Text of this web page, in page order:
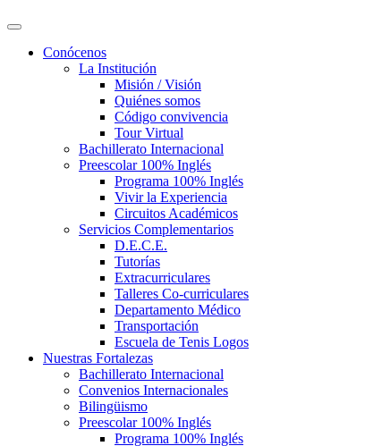
Conócenos
La Institución
Misión / Visión
Quiénes somos
Código convivencia
Tour Virtual
Bachillerato Internacional
Preescolar 100% Inglés
Programa 100% Inglés
Vivir la Experiencia
Circuitos Académicos
Servicios Complementarios
D.E.C.E.
Tutorías
Extracurriculares
Talleres Co-curriculares
Departamento Médico
Transportación
Escuela de Tenis Logos
Nuestras Fortalezas
Bachillerato Internacional
Convenios Internacionales
Bilingüismo
Preescolar 100% Inglés
Programa 100% Inglés